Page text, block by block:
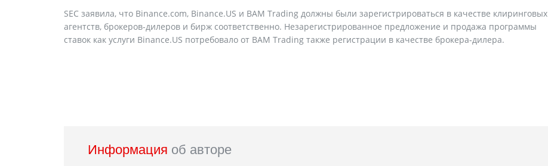
SEC заявила, что Binance.com, Binance.US и BAM Trading должны были зарегистрироваться в качестве клиринговых
агентств, брокеров-дилеров и бирж соответственно. Незарегистрированное предложение и продажа программы
ставок как услуги Binance.US потребовало от BAM Trading также регистрации в качестве брокера-дилера.
Информация об авторе